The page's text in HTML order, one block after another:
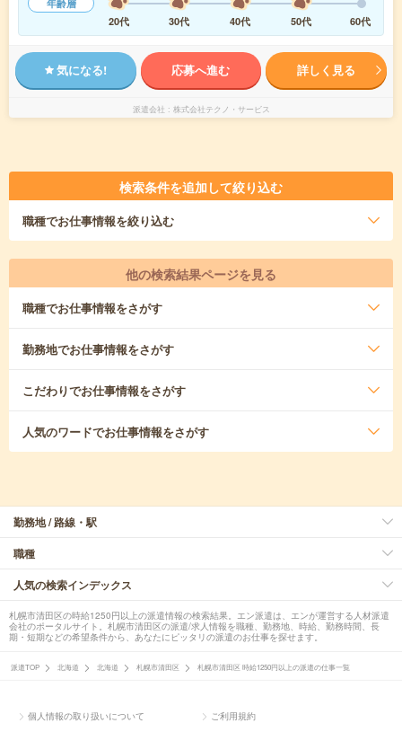
年齢層
20代
30代 40代 50代 60代
気になる! 応募へ進む 詳しく見る
派遣会社 株式会社テクノ・サービス
検索条件を追加して絞り込む
職種でお仕事情報を絞り込む
他の検索結果ページを見る
職種でお仕事情報をさがす
勤務地でお仕事情報をさがす
こだわりでお仕事情報をさがす
人気のワードでお仕事情報をさがす
勤務地 / 路線・駅
職種
人気の検索インデックス
札幌市清田区の時給1250円以上の派遣情報の検索結果。エン派遣は、エンが運営する人材派遣
会社のポータルサイト。札幌市清田区の派遣/求人情報を職種、勤務地、時給、勤務時間、長
期・短期などの希望条件から、あなたにピッタリの派遣のお仕事を探せます。
派遣TOP 北海道 北海道 札幌市清田区 札幌市清田区 時給1250円以上の派遣の仕事一覧
個人情報の取り扱いについて ご利用規約